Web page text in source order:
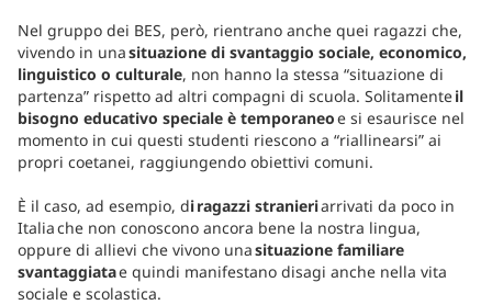
Nel gruppo dei BES, però, rientrano anche quei ragazzi che,
vivendo in unasituazione di svantaggio sociale, economico,
linguistico o culturale, non hanno la stessa “situazione di
partenza” rispetto ad altri compagni di scuola. Solitamenteil
bisogno educativo speciale è temporaneoe si esaurisce nel
momento in cui questi studenti riescono a “riallinearsi” ai
propri coetanei, raggiungendo obiettivi comuni.
È il caso, ad esempio, di ragazzi stranieriarrivati da poco in
Italia che non conoscono ancora bene la nostra lingua,
oppure di allievi che vivono unasituazione familiare
svantaggiatae quindi manifestano disagi anche nella vita
sociale e scolastica.